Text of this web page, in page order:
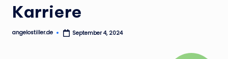
Karriere
Posted
angelostiller.de September 4, 2024